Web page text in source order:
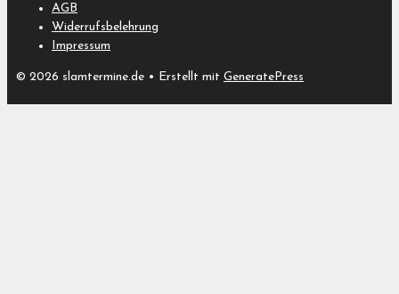
AGB
Widerrufsbelehrung
Impressum
© 2026 slamtermine.de • Erstellt mit GeneratePress